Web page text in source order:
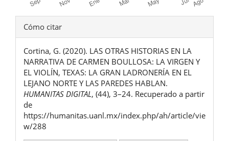
Detalles
del
artículo
Cómo citar
Cortina, G. (2020). LAS OTRAS HISTORIAS EN LA
NARRATIVA DE CARMEN BOULLOSA: LA VIRGEN Y
EL VIOLÍN, TEXAS: LA GRAN LADRONERÍA EN EL
LEJANO NORTE Y LAS PAREDES HABLAN.
HUMANITAS DIGITAL, (44), 3–24. Recuperado a partir
de
https://humanitas.uanl.mx/index.php/ah/article/vie
w/288